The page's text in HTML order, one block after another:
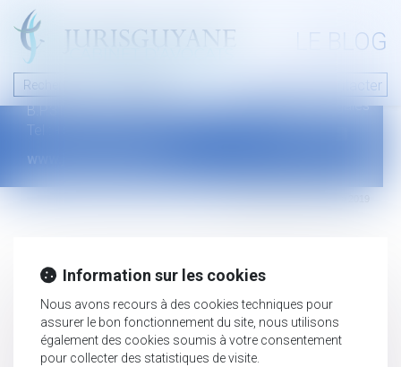
LE BLOG
Nous contacter
46 avenue de la liberté
B.P.315 - 97327 Cayenne Cedex
Tel : +594 594 29 45 35
www.jurisguyane.com
Mentions légales
Information sur les cookies
Nous avons recours à des cookies techniques pour
assurer le bon fonctionnement du site, nous utilisons
également des cookies soumis à votre consentement
pour collecter des statistiques de visite.